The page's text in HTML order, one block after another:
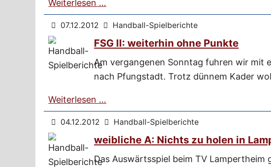
Weiterlesen …
07.12.2012 Handball-Spielberichte
FSG II: weiterhin ohne Punkte
Am vergangenen Sonntag fuhren wir mit
nach Pfungstadt. Trotz dünnem Kader
Weiterlesen …
04.12.2012 Handball-Spielberichte
weibliche A: Nichts zu holen in
Das Auswärtsspiel beim TV Lampertheim